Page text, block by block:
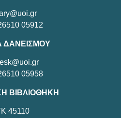
05912
ΔΑΝΕΙΣΜΟΥ
05958
ΒΙΒΛΙΟΘΗΚΗ
45110